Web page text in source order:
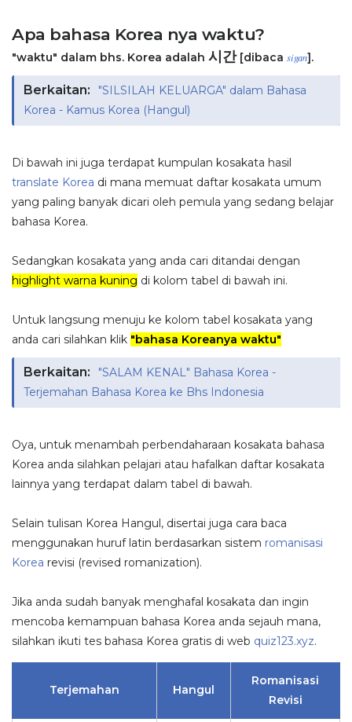
Apa bahasa Korea nya waktu?
"waktu" dalam bhs. Korea adalah 시간[dibaca sigan].
Berkaitan:
"SILSILAH KELUARGA" dalam Bahasa
Korea - Kamus Korea (Hangul)
Di bawah ini juga terdapat kumpulan kosakata hasil
translate Korea di mana memuat daftar kosakata umum
yang paling banyak dicari oleh pemula yang sedang belajar
bahasa Korea.
Sedangkan kosakata yang anda cari ditandai dengan
highlight warna kuning di kolom tabel di bawah ini.
Untuk langsung menuju ke kolom tabel kosakata yang
anda cari silahkan klik "bahasa Koreanya waktu"
Berkaitan:
"SALAM KENAL" Bahasa Korea -
Terjemahan Bahasa Korea ke Bhs Indonesia
Oya, untuk menambah perbendaharaan kosakata bahasa
Korea anda silahkan pelajari atau hafalkan daftar kosakata
lainnya yang terdapat dalam tabel di bawah.
Selain tulisan Korea Hangul, disertai juga cara baca
menggunakan huruf latin berdasarkan sistem romanisasi
Korea revisi (revised romanization).
Jika anda sudah banyak menghafal kosakata dan ingin
mencoba kemampuan bahasa Korea anda sejauh mana,
silahkan ikuti tes bahasa Korea gratis di web quiz123.xyz.
Terjemahan Hangul
Romanisasi
Revisi